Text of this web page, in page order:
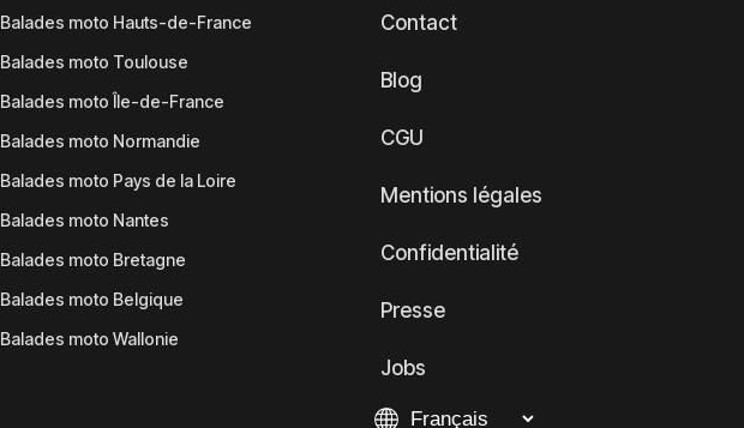
Balades moto Hauts-de-France
Balades moto Toulouse
Balades moto Île-de-France
Balades moto Normandie
Balades moto Pays de la Loire
Balades moto Nantes
Balades moto Bretagne
Balades moto Belgique
Balades moto Wallonie
Contact
Blog
CGU
Mentions légales
Confidentialité
Presse
Jobs